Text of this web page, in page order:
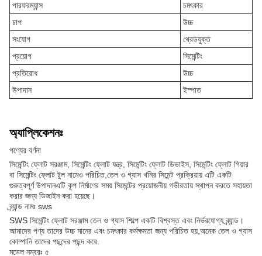
পারফরম্যান্স
চমৎকার
চাপ
উচ্চ
সংযোগ
থ্রেডযুক্ত
প্রয়োগ
সিমেন্টিং
প্রতিরোধ
উচ্চ
উপাদান
ইস্পাত
অ্যাপ্লিকেশনঃ
পণ্যের বর্ণনা
সিমেন্টিং ফ্লোট সরঞ্জাম, সিমেন্টিং ফ্লোট যন্ত্র, সিমেন্টিং ফ্লোট ডিভাইস, সিমেন্টিং ফ্লোট গিয়ার
বা সিমেন্টিং ফ্লোট টুল নামেও পরিচিত,তেল ও গ্যাস খনির সিমেন্ট প্রক্রিয়ায় এটি একটি
গুরুত্বপূর্ণ উপাদানএটি কূপ নির্মাণের সময় সিমেন্টের প্রয়োজনীয় গভীরতায় স্থাপন করতে সহায়তা
করার জন্য ডিজাইন করা হয়েছে।
ব্র্যান্ড নামঃ sws
SWS সিমেন্টিং ফ্লোট সরঞ্জাম তেল ও গ্যাস শিল্পে একটি বিশ্বস্ত এবং নির্ভরযোগ্য ব্র্যান্ড।
আমাদের পণ্য তাদের উচ্চ মানের এবং চমৎকার কর্মক্ষমতা জন্য পরিচিত হয়,অনেক তেল ও গ্যাস
কোম্পানি তাদের পছন্দের পছন্দ করে.
মডেল নম্বরঃ ৫